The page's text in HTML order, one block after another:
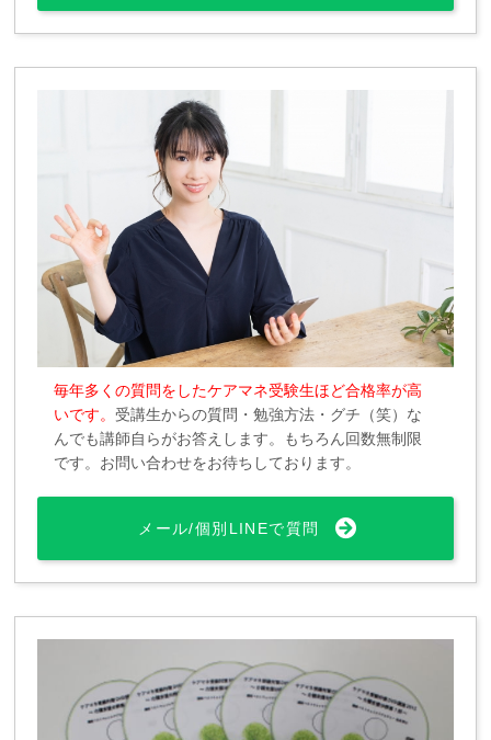
毎年多くの質問をしたケアマネ受験生ほど合格率が高
いです。受講生からの質問・勉強方法・グチ（笑）な
んでも講師自らがお答えします。もちろん回数無制限
です。お問い合わせをお待ちしております。
メール/個別LINEで質問